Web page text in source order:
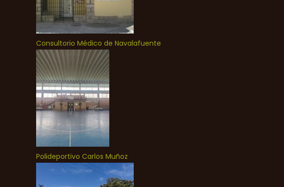
Consultorio Médico de Navalafuente
Polideportivo Carlos Muñoz